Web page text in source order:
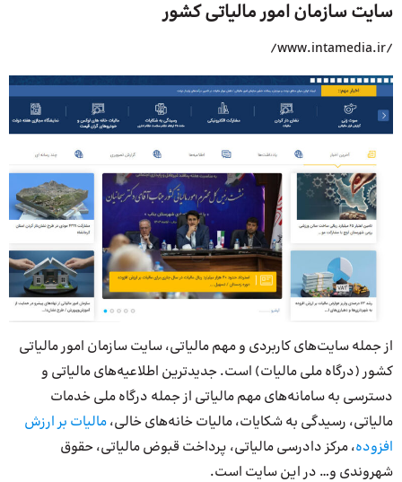
سایت سازمان امور مالیاتی کشور
/www.intamedia.ir/
از جمله سایت‌های کاربردی و مهم مالیاتی، سایت سازمان امور مالیاتی
کشور (درگاه ملی مالیات) است. جدیدترین اطلاعیه‌های مالیاتی و
دسترسی به سامانه‌های مهم مالیاتی از جمله درگاه ملی خدمات
مالیاتی، رسیدگی به شکایات، مالیات خانه‌های خالی،مالیات بر ارزش
افزوده، مرکز دادرسی مالیاتی، پرداخت قبوض مالیاتی، حقوق
شهروندی و… در این سایت است.